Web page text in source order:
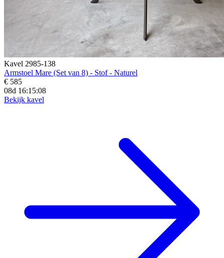
Kavel 2985-138
Armstoel Mare (Set van 8) - Stof - Naturel
€ 585
08d 16:15:06
Bekijk kavel